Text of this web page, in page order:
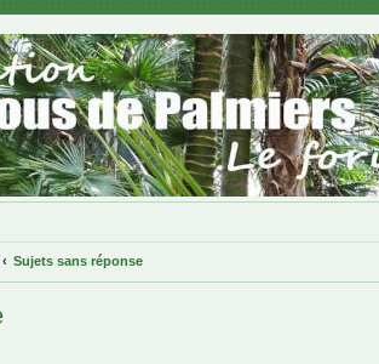
Sujets sans réponse